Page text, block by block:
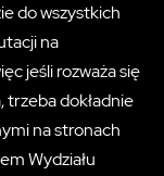
do wszystkich
na
jeśli rozważa się
trzeba dokładnie
na stronach
Wydziału